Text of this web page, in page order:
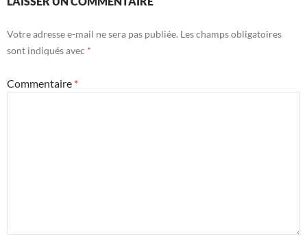
Votre adresse e-mail ne sera pas publiée. Les champs obligatoires
sont indiqués avec *
Commentaire *